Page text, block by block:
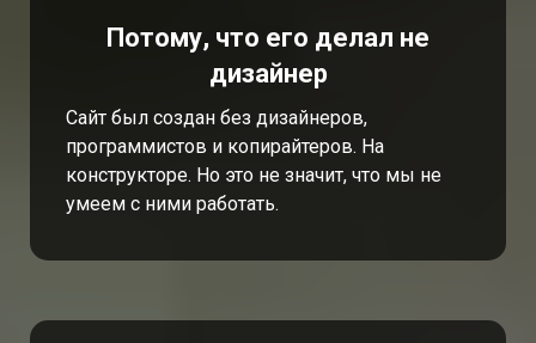
Потому, что его делал не
дизайнер
Сайт был создан без дизайнеров,
программистов и копирайтеров. На
конструкторе. Но это не значит, что мы не
умеем с ними работать.